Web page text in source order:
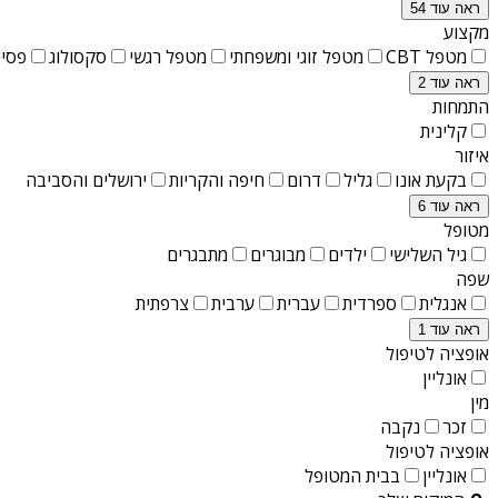
ראה עוד 54
מקצוע
מטפל CBT
מטפל זוגי ומשפחתי מטפל רגשי סקסולוג
ראה עוד 2
התמחות
קלינית
איזור
בקעת אונו
גליל דרום חיפה והקריות ירושלים והסביבה
ראה עוד 6
מטופל
גיל השלישי
ילדים מבוגרים
מתבגרים
שפה
אנגלית
ספרדית עברית ערבית צרפתית
ראה עוד 1
אופציה לטיפול
אונליין
מין
זכר
נקבה
אופציה לטיפול
אונליין
בבית המטופל